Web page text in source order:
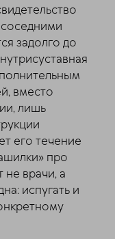
задолго до
вместо
лишь
его течение
про
не врачи, а
испугать и